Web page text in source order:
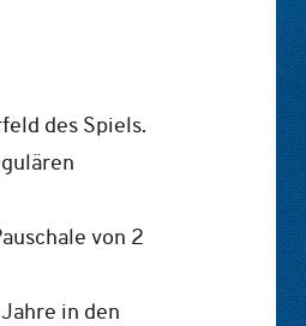
des Spiels.
von 2
in den